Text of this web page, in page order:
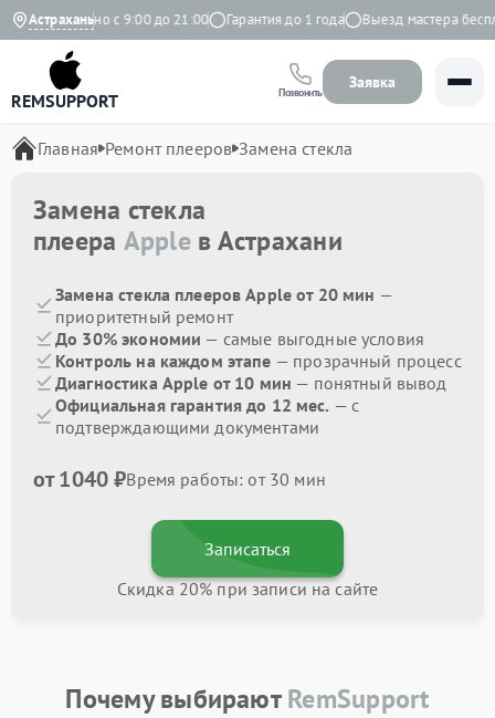
Астрахань
Ежедневно с 9:00 до 21:00 Гарантия до 1 года Выезд мастера
REMSUPPORT Позвонить
Заявка
Главная Ремонт плееров Замена стекла
Замена стекла
плеера Appleв Астрахани
Замена стекла плееров Apple от 20 мин —
приоритетный ремонт
До 30% экономии — самые выгодные условия
Контроль на каждом этапе — прозрачный процесс
Диагностика Apple от 10 мин — понятный вывод
Официальная гарантия до 12 мес. — с
подтверждающими документами
от 1040 ₽Время работы: от 30 мин
Записаться
Скидка 20% при записи на сайте
Почему выбираютRemSupport